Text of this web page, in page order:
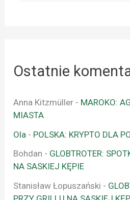
Ostatnie
Anna Kitzmüller - MAROKO:
MIASTA
Ola - POLSKA: KRYPTO DLA
Bohdan - GLOBTROTER:
NA SASKIEJ KĘPIE
Stanisław Łopuszański -